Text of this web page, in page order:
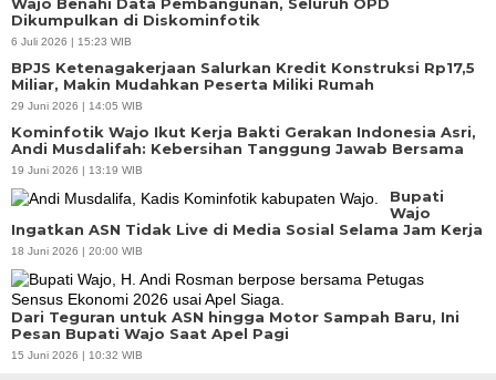
Dikumpulkan di Diskominfotik
6 Juli 2026 | 15:23 WIB
BPJS Ketenagakerjaan Salurkan Kredit Konstruksi Rp17,5
Miliar, Makin Mudahkan Peserta Miliki Rumah
29 Juni 2026 | 14:05 WIB
Kominfotik Wajo Ikut Kerja Bakti Gerakan Indonesia Asri,
Andi Musdalifah: Kebersihan Tanggung Jawab Bersama
19 Juni 2026 | 13:19 WIB
Bupati
Wajo
Ingatkan ASN Tidak Live di Media Sosial Selama Jam Kerja
18 Juni 2026 | 20:00 WIB
Dari Teguran untuk ASN hingga Motor Sampah Baru, Ini
Pesan Bupati Wajo Saat Apel Pagi
15 Juni 2026 | 10:32 WIB